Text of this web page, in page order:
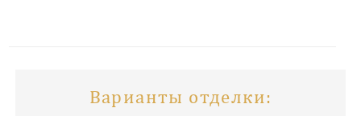
Варианты отделки: